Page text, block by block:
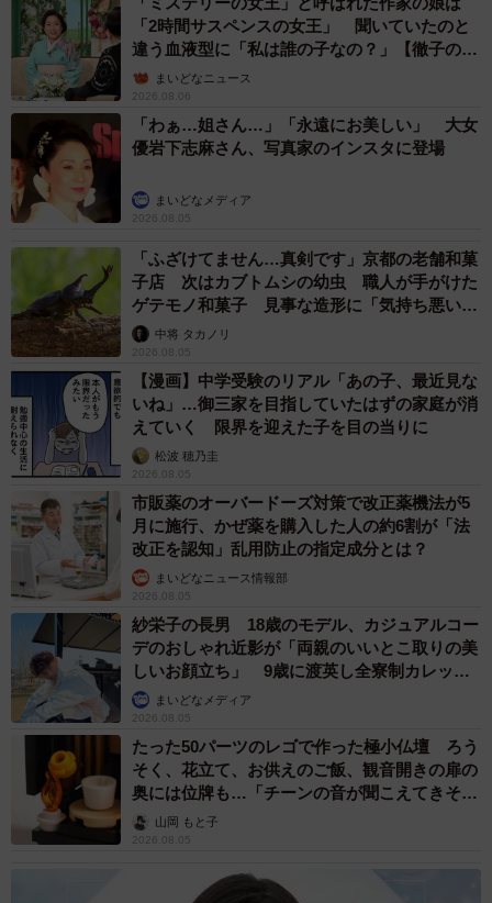
「2時間サスペンスの女王」 聞いていたのと
違う血液型に「私は誰の子なの？」【徹子の部
屋】まいどなニュース
2026.08.06
「わぁ…姐さん…」「永遠にお美しい」 大女
優岩下志麻さん、写真家のインスタに登場
まいどなメディア
2026.08.05
「ふざけてません…真剣です」京都の老舗和菓
子店 次はカブトムシの幼虫 職人が手がけた
ゲテモノ和菓子 見事な造形に「気持ち悪いく
らいリアル」
中将 タカノリ
2026.08.05
【漫画】中学受験のリアル「あの子、最近見な
いね」…御三家を目指していたはずの家庭が消
えていく 限界を迎えた子を目の当りに
松波 穂乃圭
2026.08.05
市販薬のオーバードーズ対策で改正薬機法が5
月に施行、かぜ薬を購入した人の約6割が「法
改正を認知」乱用防止の指定成分とは？
まいどなニュース情報部
2026.08.05
紗栄子の長男 18歳のモデル、カジュアルコー
デのおしゃれ近影が「両親のいいとこ取りの美
しいお顔立ち」 9歳に渡英し全寮制カレッジ
で学ぶまいどなメディア
2026.08.05
たった50パーツのレゴで作った極小仏壇 ろう
そく、花立て、お供えのご飯、観音開きの扉の
奥には位牌も…「チーンの音が聞こえてきそ
う」山岡 もと子
2026.08.05